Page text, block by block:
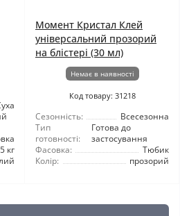
кг
Момент Кристал Клей
універсальний прозорий
на блістері (30 мл)
Немає в наявності
Код товару: 31218
Сезонність:
Всесезонна
Тип
готовності:
Готова до
застосування
Фасовка:
Тюбик
Колір:
прозорий